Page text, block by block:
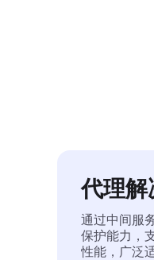
代理
通过中间服
保护能力，
性能，广泛